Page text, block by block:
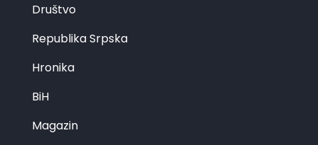
Društvo
Republika Srpska
Hronika
BiH
Magazin